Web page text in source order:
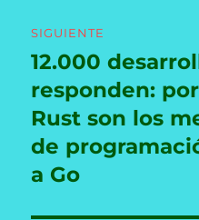
SIGUIENTE
Entrada
siguiente:
12.000
responden:
Rust son los
de
a Go